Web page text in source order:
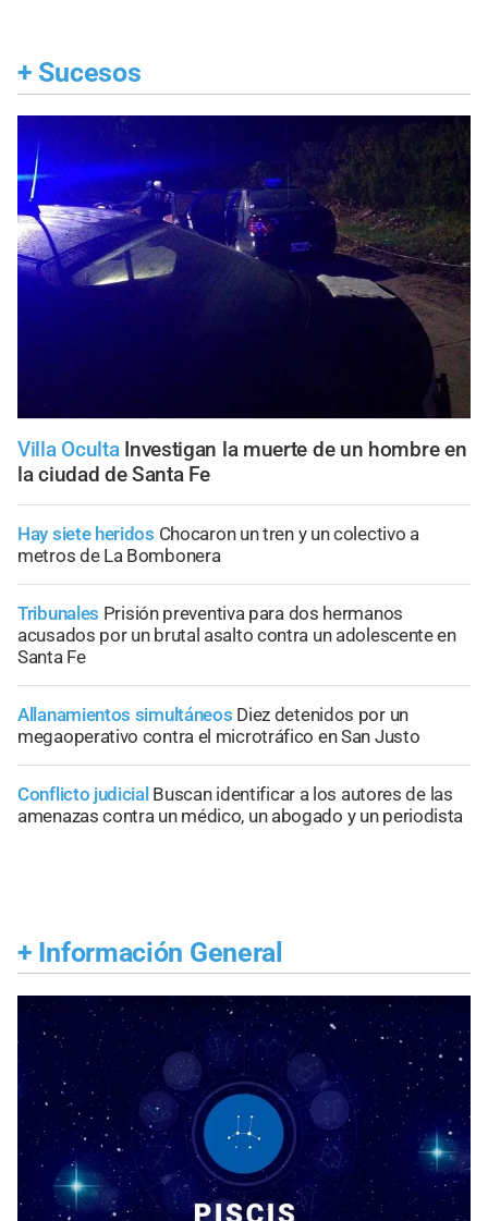
+ Sucesos
Villa Oculta Investigan la muerte de un hombre en
la ciudad de Santa Fe
Hay siete heridos Chocaron un tren y un colectivo a
metros de La Bombonera
Tribunales Prisión preventiva para dos hermanos
acusados por un brutal asalto contra un adolescente en
Santa Fe
Allanamientos simultáneos Diez detenidos por un
megaoperativo contra el microtráfico en San Justo
Conflicto judicial Buscan identificar a los autores de las
amenazas contra un médico, un abogado y un periodista
+ Información General